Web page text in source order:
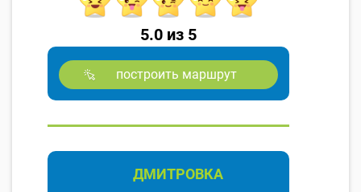
5.0 из 5
построить маршрут
ДМИТРОВКА